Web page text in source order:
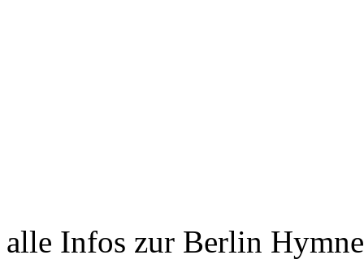
alle Infos zur Berlin